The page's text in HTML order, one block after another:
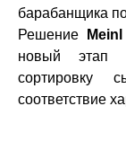
барабанщика
Решение
Meinl
новый этап
сортировку
соответствие